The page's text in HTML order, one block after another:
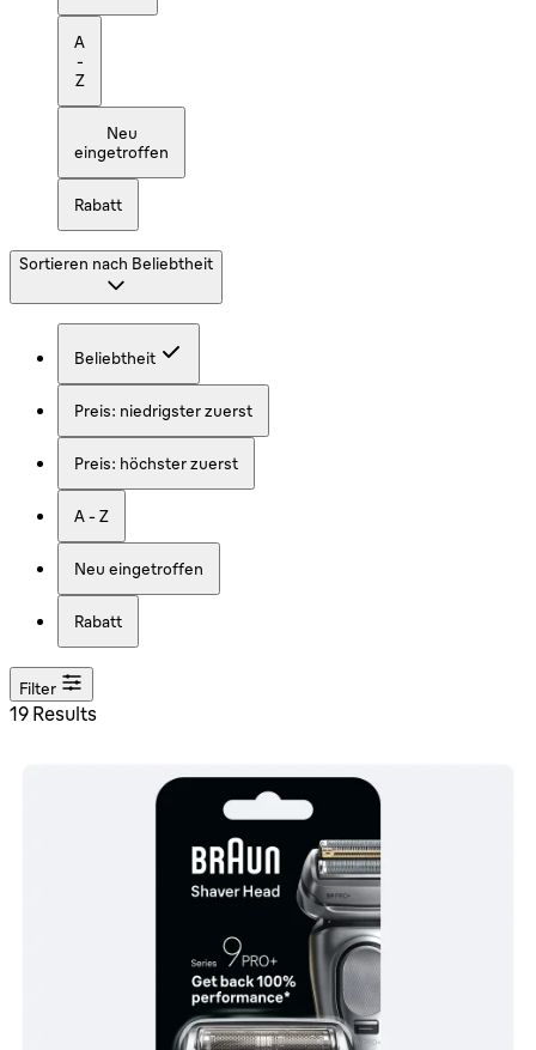
A
-
Z
Neu
eingetroffen
Rabatt
Sortieren nach Beliebtheit
Beliebtheit
Preis: niedrigster zuerst
Preis: höchster zuerst
A - Z
Neu eingetroffen
Rabatt
Filter
19 Results